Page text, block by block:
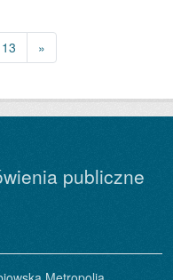
13 »
publiczne